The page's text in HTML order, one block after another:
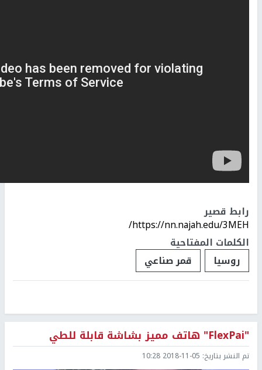
رابط قصير
https://nn.najah.edu/3MEH/
الكلمات المفتاحية
روسيا
قمر صناعي
"FlexPai" هاتف مميز بشاشة قابلة للطي
تم النشر بتاريخ: 2018-11-05 10:28